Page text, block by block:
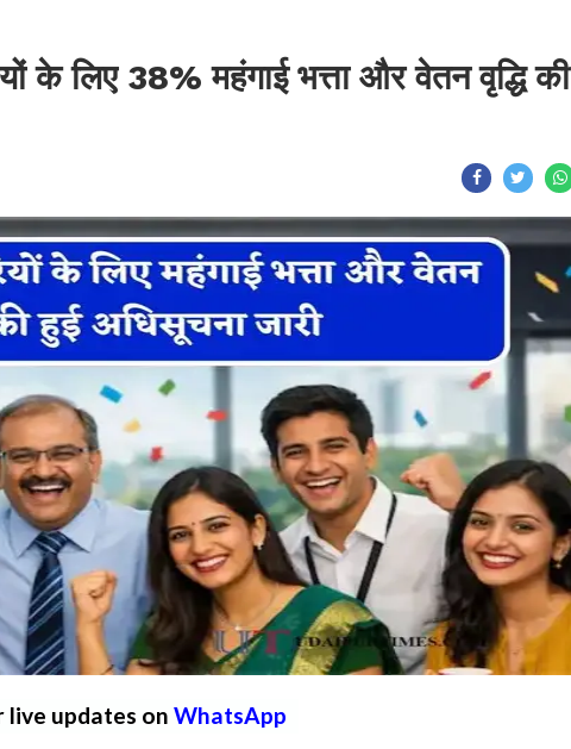
के लिए 38% महंगाई भत्ता और वेतन वृद्धि की
live updates on WhatsApp